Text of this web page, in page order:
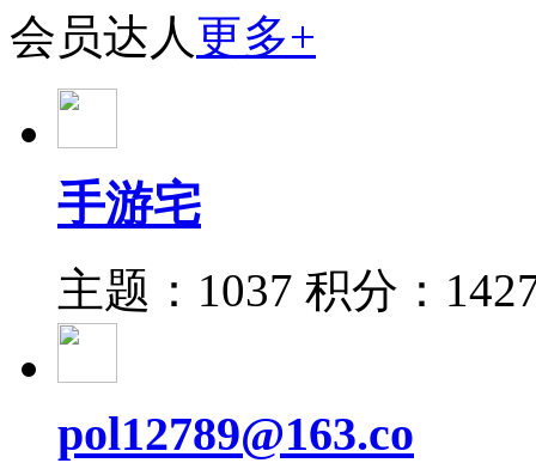
会员达人更多+
手游宅
主题：1037 积分：
pol12789@163.co